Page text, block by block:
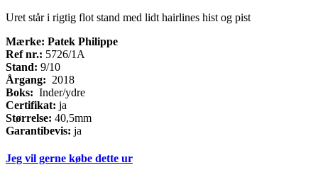
Uret står i rigtig flot stand med lidt hairlines hist og pist
Mærke: Patek Philippe
Ref nr.: 5726/1A
Stand: 9/10
Årgang: 2018
Boks: Inder/ydre
Certifikat: ja
Størrelse: 40,5mm
Garantibevis: ja
Jeg vil gerne købe dette ur